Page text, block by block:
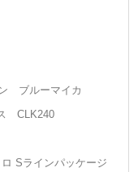
ブルーマイカ
CLK240
Sラインパッケージ